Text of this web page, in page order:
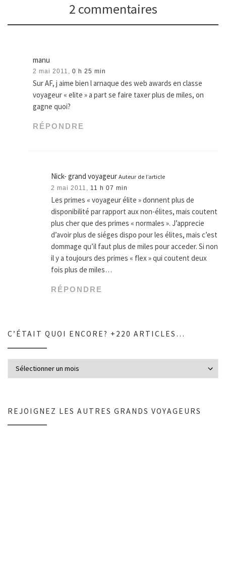
2 commentaires
manu
2 mai 2011, 0 h 25 min
Sur AF, j aime bien l arnaque des web awards en classe
voyageur « elite » a part se faire taxer plus de miles, on
gagne quoi?
RÉPONDRE
Nick- grand voyageur Auteur de l’article
2 mai 2011, 11 h 07 min
Les primes « voyageur élite » donnent plus de
disponibilité par rapport aux non-élites, mais coutent
plus cher que des primes « normales ». J’apprecie
d’avoir plus de siéges dispo pour les élites, mais c’est
dommage qu’il faut plus de miles pour acceder. Si non
il y a toujours des primes « flex » qui coutent deux
fois plus de miles…
RÉPONDRE
C’ÉTAIT QUOI ENCORE? +220 ARTICLES…
REJOIGNEZ LES AUTRES GRANDS VOYAGEURS